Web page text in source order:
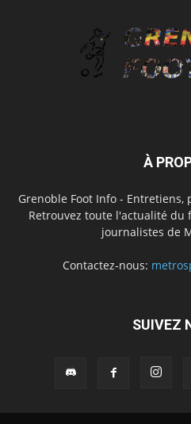
À
Grenoble Foot Info -
Retrouvez toute l'actualité du
journalistes de
Contactez-nous:
SUIVEZ